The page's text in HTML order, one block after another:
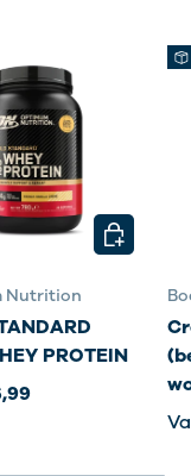
Nutrition
PROTEIN
KIES